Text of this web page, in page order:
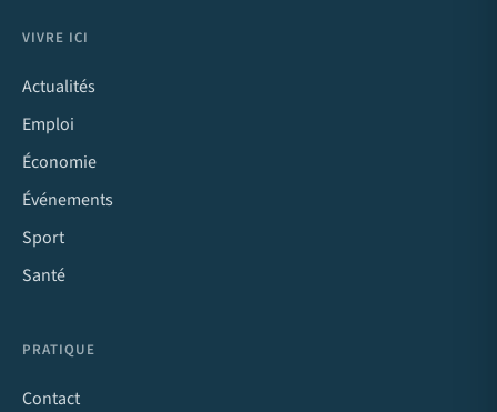
VIVRE ICI
Actualités
Emploi
Économie
Événements
Sport
Santé
PRATIQUE
Contact